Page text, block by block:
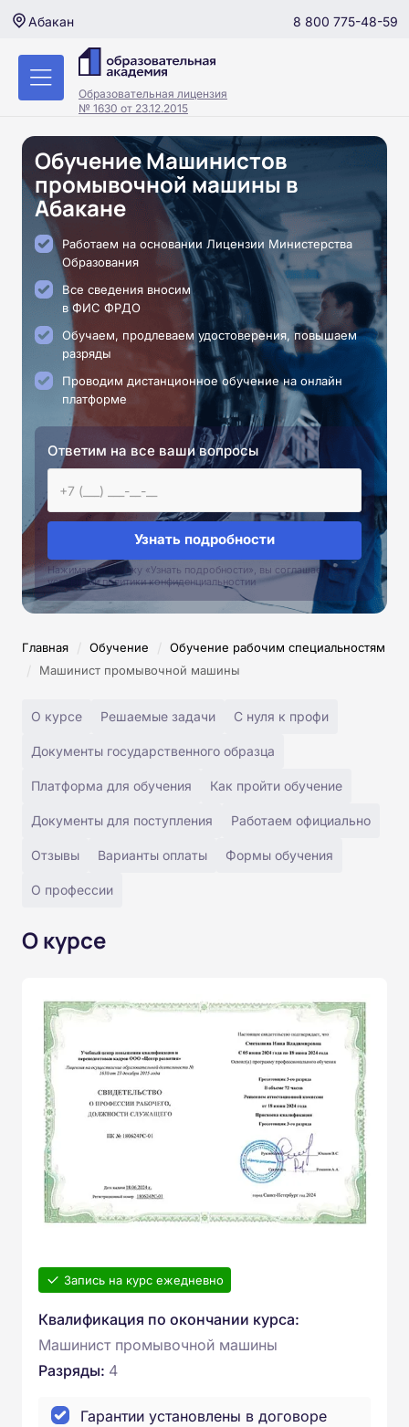
Абакан 8 800 775-48-59
Образовательная лицензия
№ 1630 от 23.12.2015
Обучение Машинистов
промывочной машины в
Абакане
Работаем на основании Лицензии Министерства
Образования
Все сведения вносим
в ФИС ФРДО
Обучаем, продлеваем удостоверения, повышаем
разряды
Проводим дистанционное обучение на онлайн
платформе
Ответим на все ваши вопросы
Узнать подробности
Нажимая на кнопку «Узнать подробности», вы соглашаетесь с
условиями политики конфиденциальностии
Главная / Обучение / Обучение рабочим специальностям
/ Машинист промывочной машины
О курсе Решаемые задачи С нуля к профи
Документы государственного образца
Платформа для обучения Как пройти обучение
Документы для поступления Работаем официально
Отзывы Варианты оплаты Формы обучения
О профессии
О курсе
Запись на курс ежедневно
Квалификация по окончании курса:
Машинист промывочной машины
Разряды: 4
Гарантии установлены в договоре